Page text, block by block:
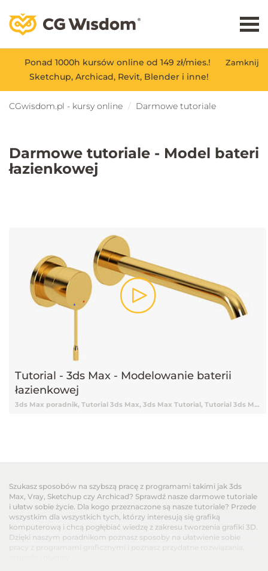
Zamknij
Ponad 1000h kursów online od 149 zł/mies.!
Sketchup, Archicad, Revit, Blender i inne!
CGwisdom.pl - kursy online Darmowe tutoriale
Darmowe tutoriale - Model bateri
łazienkowej
Tutorial - 3ds Max - Modelowanie baterii
łazienkowej
3ds Max poradnik, Tutorial 3ds Max, 3ds Max Tutorial, Tutorial 3ds Max Vray, Tutorial online 3ds Max, Tutorial 3ds Max online, Nauka 3ds Max, 3ds Max Nauka, 3ds Max od podstaw, Podstawy 3ds Max, 3ds Max podstawy, Darmowy kurs 3ds Max, 3ds Max tutorial Vray, Tutorial, Tutoriale, Darmowy tutorial, Tutorial 3ds Max po polsku, Tutorial 3ds Max pl, 3ds Max tutorial polski, 3ds Max tutorial po polsku, 3ds Max tutorial pl, Tutorial 3ds Max polski, Modelowanie, Modelowanie 3d, Modelowanie 3ds Max, Modelowanie baterii, Model bateri łazienkowej
Szukasz sposobów na szybszą pracę z programami takimi jak 3ds
Max, Vray, Sketchup czy Archicad? Sprawdź nasze darmowe tutoriale
i ułatw sobie życie. Dla kogo przeznaczone są nasze tutoriale? Przede
wszystkim dla wszystkich tych, którzy interesują się grafiką
komputerową i chcą pogłębiać wiedzę z zakresu tworzenia grafiki 3D.
Dzięki naszym poradnikom poznasz sposoby na ułatwienie sobie